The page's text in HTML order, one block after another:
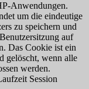
Anwendungen.
um die eindeutige
zu speichern und
auf
Das Cookie ist ein
gelöscht, wenn alle
werden.
Session